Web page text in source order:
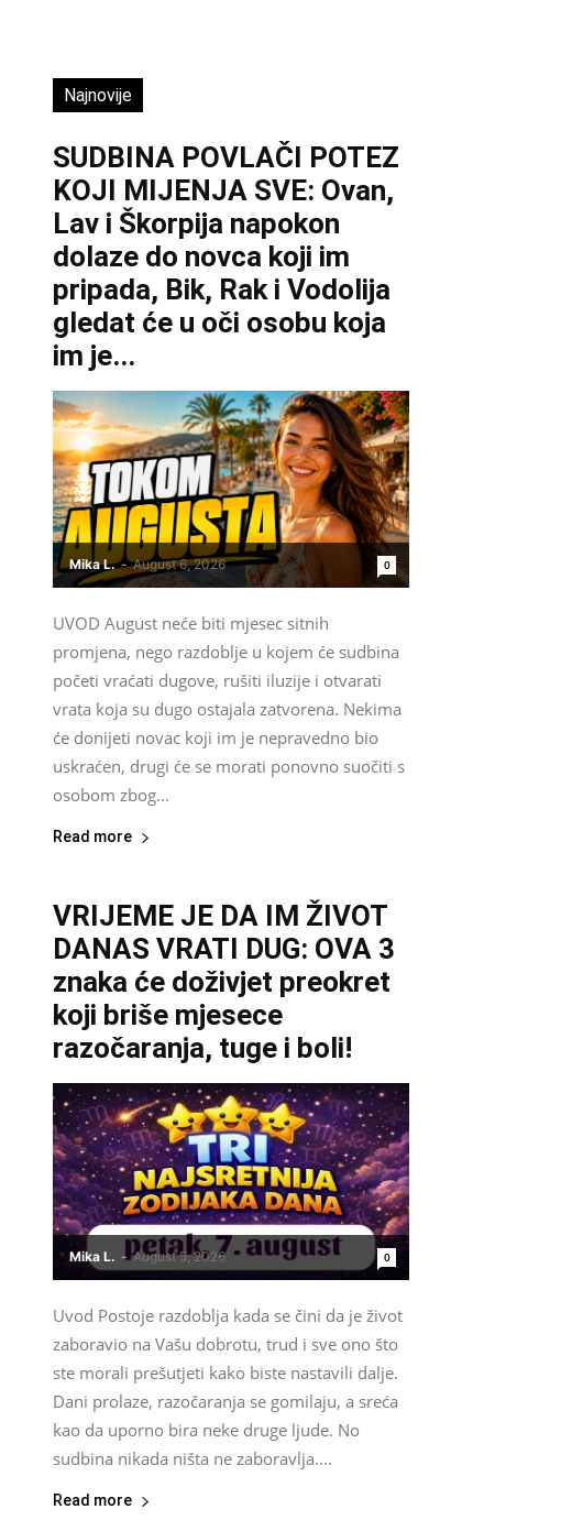
Najnovije
SUDBINA POVLAČI POTEZ
KOJI MIJENJA SVE: Ovan,
Lav i Škorpija napokon
dolaze do novca koji im
pripada, Bik, Rak i Vodolija
gledat će u oči osobu koja
im je...
Mika L. - August 6, 2026 0
UVOD August neće biti mjesec sitnih
promjena, nego razdoblje u kojem će sudbina
početi vraćati dugove, rušiti iluzije i otvarati
vrata koja su dugo ostajala zatvorena. Nekima
će donijeti novac koji im je nepravedno bio
uskraćen, drugi će se morati ponovno suočiti s
osobom zbog...
Read more
VRIJEME JE DA IM ŽIVOT
DANAS VRATI DUG: OVA 3
znaka će doživjet preokret
koji briše mjesece
razočaranja, tuge i boli!
Mika L. - August 5, 2026 0
Uvod Postoje razdoblja kada se čini da je život
zaboravio na Vašu dobrotu, trud i sve ono što
ste morali prešutjeti kako biste nastavili dalje.
Dani prolaze, razočaranja se gomilaju, a sreća
kao da uporno bira neke druge ljude. No
sudbina nikada ništa ne zaboravlja....
Read more